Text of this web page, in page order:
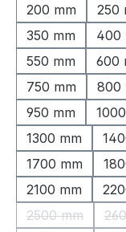
200 mm
250
350 mm
400
550 mm
600
750 mm
800
950 mm
1300 mm
1700 mm
2100 mm
2500 mm
(Diese